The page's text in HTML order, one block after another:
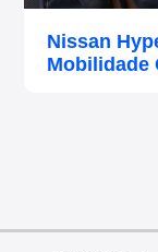
Nissan
Mobilidade